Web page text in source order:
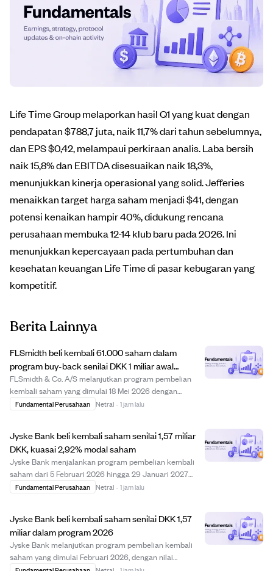
Life Time Group melaporkan hasil Q1 yang kuat dengan
pendapatan $788,7 juta, naik 11,7% dari tahun sebelumnya,
dan EPS $0,42, melampaui perkiraan analis. Laba bersih
naik 15,8% dan EBITDA disesuaikan naik 18,3%,
menunjukkan kinerja operasional yang solid. Jefferies
menaikkan target harga saham menjadi $41, dengan
potensi kenaikan hampir 40%, didukung rencana
perusahaan membuka 12-14 klub baru pada 2026. Ini
menunjukkan kepercayaan pada pertumbuhan dan
kesehatan keuangan Life Time di pasar kebugaran yang
kompetitif.
Berita Lainnya
FLSmidth beli kembali 61.000 saham dalam
program buy-back senilai DKK 1 miliar awal
Agustus 2026
FLSmidth & Co. A/S melanjutkan program pembelian
kembali saham yang dimulai 18 Mei 2026 dengan
membeli 61.000 saham antara 3 dan 7 Agustus 2026
769.173...
Fundamental Perusahaan Netral · 1 jam lalu
Jyske Bank beli kembali saham senilai 1,57 miliar
DKK, kuasai 2,92% modal saham
Jyske Bank menjalankan program pembelian kembali
saham dari 5 Februari 2026 hingga 29 Januari 2027
dengan nilai maksimal 3 miliar DKK. Hingga awal
Fundamental Perusahaan Netral · 1 jam lalu
Jyske Bank beli kembali saham senilai DKK 1,57
miliar dalam program 2026
Jyske Bank melanjutkan program pembelian kembali
saham yang dimulai Februari 2026, dengan nilai